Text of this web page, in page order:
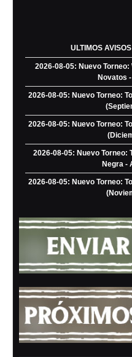
ULTIMOS
2026-08-05: Nuevo
Novatos
2026-08-05: Nuevo Torneo:
2026-08-05: Nuevo Torneo:
2026-08-05: Nuevo Torneo:
Negra -
2026-08-05: Nuevo Torneo: